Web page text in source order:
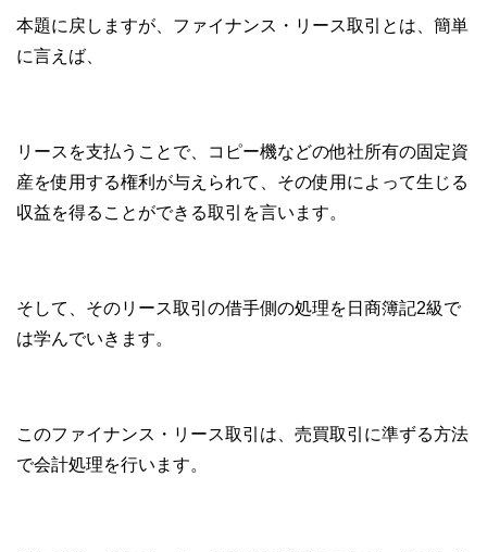
本題に戻しますが、ファイナンス・リース取引とは、簡単
に言えば、
リースを支払うことで、コピー機などの他社所有の固定資
産を使用する権利が与えられて、その使用によって生じる
収益を得ることができる取引を言います。
そして、そのリース取引の借手側の処理を日商簿記2級で
は学んでいきます。
このファイナンス・リース取引は、売買取引に準ずる方法
で会計処理を行います。